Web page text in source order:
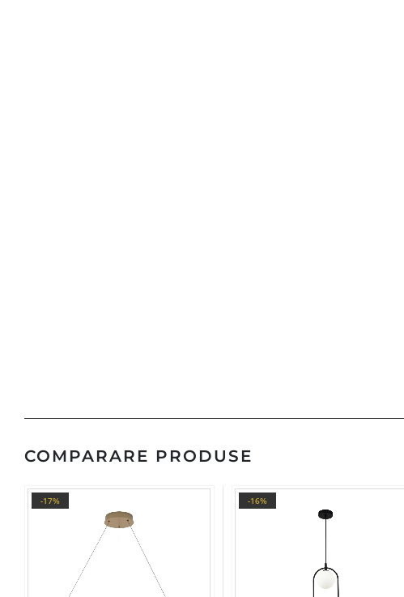
COMPARARE PRODUSE
-17% -16%